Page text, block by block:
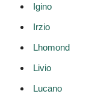
Igino
Irzio
Lhomond
Livio
Lucano